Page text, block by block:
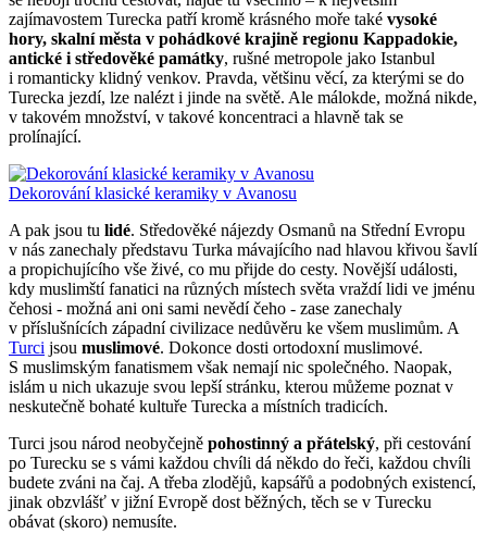
zajímavostem Turecka patří kromě krásného moře také vysoké
hory, skalní města v pohádkové krajině regionu Kappadokie,
antické i středověké památky, rušné metropole jako Istanbul
i romanticky klidný venkov. Pravda, většinu věcí, za kterými se do
Turecka jezdí, lze nalézt i jinde na světě. Ale málokde, možná nikde,
v takovém množství, v takové koncentraci a hlavně tak se
prolínající.
Dekorování klasické keramiky v Avanosu
A pak jsou tu lidé. Středověké nájezdy Osmanů na Střední Evropu
v nás zanechaly představu Turka mávajícího nad hlavou křivou šavlí
a propichujícího vše živé, co mu přijde do cesty. Novější události,
kdy muslimští fanatici na různých místech světa vraždí lidi ve jménu
čehosi - možná ani oni sami nevědí čeho - zase zanechaly
v příslušnících západní civilizace nedůvěru ke všem muslimům. A
Turci jsou muslimové. Dokonce dosti ortodoxní muslimové.
S muslimským fanatismem však nemají nic společného. Naopak,
islám u nich ukazuje svou lepší stránku, kterou můžeme poznat v
neskutečně bohaté kultuře Turecka a místních tradicích.
Turci jsou národ neobyčejně pohostinný a přátelský, při cestování
po Turecku se s vámi každou chvíli dá někdo do řeči, každou chvíli
budete zváni na čaj. A třeba zlodějů, kapsářů a podobných existencí,
jinak obzvlášť v jižní Evropě dost běžných, těch se v Turecku
obávat (skoro) nemusíte.